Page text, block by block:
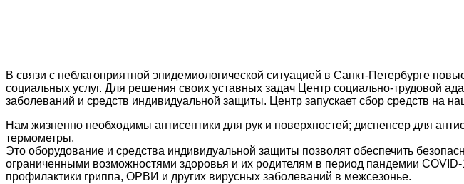
В связи с неблагоприятной эпидемиологической ситуацией в Санкт-Петербурге
социальных услуг. Для решения своих уставных задач Центр социально-трудовой
заболеваний и средств индивидуальной защиты. Центр запускает сбор средств на
Нам жизненно необходимы антисептики для рук и поверхностей; диспенсер для
термометры.
Это оборудование и средства индивидуальной защиты позволят обеспечить
ограниченными возможностями здоровья и их родителям в период пандемии
профилактики гриппа, ОРВИ и других вирусных заболеваний в межсезонье.